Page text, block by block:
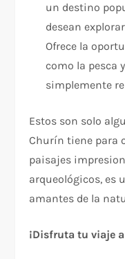
un destino
desean
Ofrece la
como la pesca
simplemente
Estos son solo
Churín tiene para
paisajes
arqueológicos, es
amantes de la
¡Disfruta tu viaje